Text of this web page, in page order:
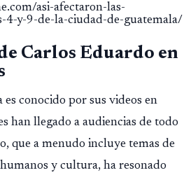
asi-afectaron-las-
4-y-9-de-la-ciudad-de-guatemala/
Carlos Eduardo en
conocido por sus videos en
han llegado a audiencias de todo
que a menudo incluye temas de
y cultura, ha resonado